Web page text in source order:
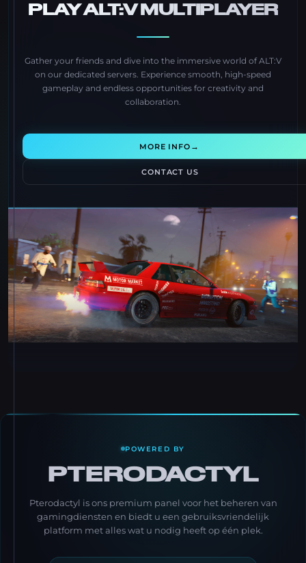
PLAY ALT:V MULTIPLAYER
Gather your friends and dive into the immersive world of ALT:V
on our dedicated servers. Experience smooth, high-speed
gameplay and endless opportunities for creativity and
collaboration.
MORE INFO →
CONTACT US
POWERED BY
PTERODACTYL
Pterodactyl is ons premium panel voor het beheren van
gamingdiensten en biedt u een gebruiksvriendelijk
platform met alles wat u nodig heeft op één plek.